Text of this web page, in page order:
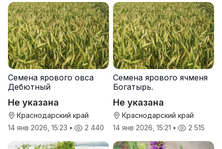
Семена ярового овса
Дебютный
Не указана
Краснодарский край
14 янв 2026, 15:23 • 2 440
Семена ярового ячменя
Богатырь.
Не указана
Краснодарский край
14 янв 2026, 15:21 • 2 515